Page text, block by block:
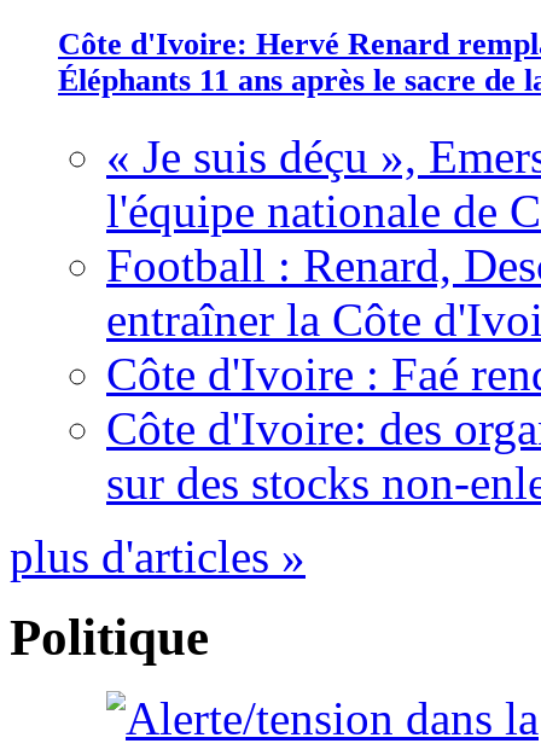
Côte d'Ivoire: Hervé Renard
Éléphants 11 ans après le sacre de
« Je suis déçu »,
l'équipe nationale de
Football : Renard,
entraîner la Côte
Côte d'Ivoire : Faé
Côte d'Ivoire: des
sur des stocks non-
plus d'articles »
Politique